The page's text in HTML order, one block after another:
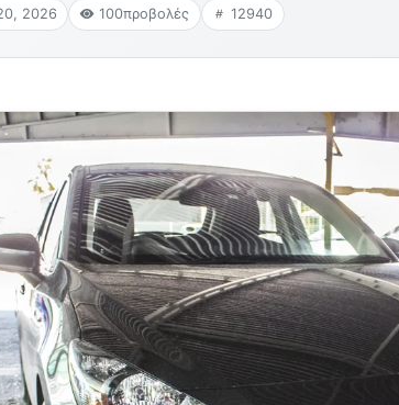
2026 100προβολές 12940